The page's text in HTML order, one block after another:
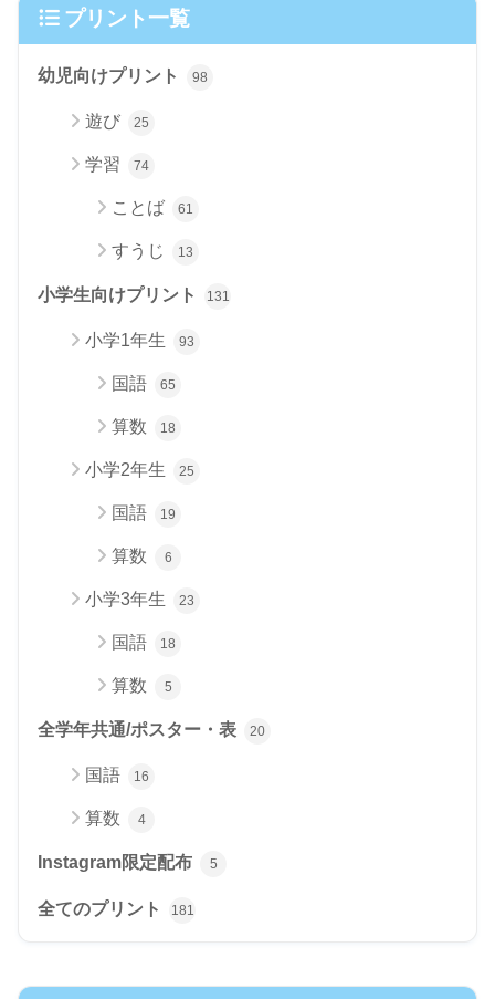
プリント一覧
幼児向けプリント 98
遊び 25
学習 74
ことば 61
すうじ 13
小学生向けプリント 131
小学1年生 93
国語 65
算数 18
小学2年生 25
国語 19
算数 6
小学3年生 23
国語 18
算数 5
全学年共通/ポスター・表 20
国語 16
算数 4
Instagram限定配布 5
全てのプリント 181